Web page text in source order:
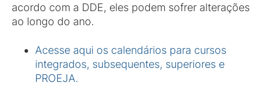
acordo com a DDE, eles podem sofrer alterações
ao longo do ano.
Acesse aqui os calendários para cursos
integrados, subsequentes, superiores e
PROEJA.